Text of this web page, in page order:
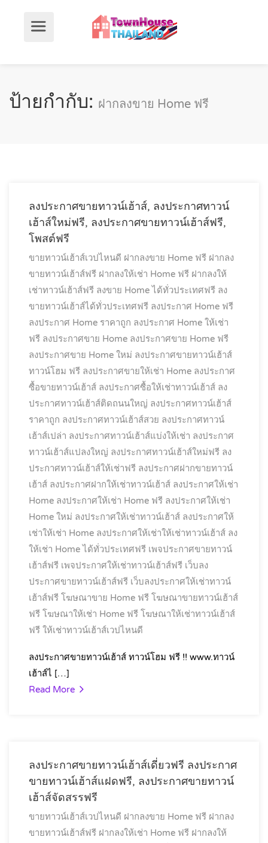
ป้ายกำกับ: ฝากลงขาย Home ฟรี
ลงประกาศขายทาวน์เฮ้าส์, ลงประกาศทาวน์
เฮ้าส์ใหม่ฟรี, ลงประกาศขายทาวน์เฮ้าส์ฟรี,
โพสต์ฟรี
ขายทาวน์เฮ้าส์เวปไหนดี ฝากลงขาย Home ฟรี ฝากลง
ขายทาวน์เฮ้าส์ฟรี ฝากลงให้เช่า Home ฟรี ฝากลงให้
เช่าทาวน์เฮ้าส์ฟรี ลงขาย Home ได้ทั่วประเทศฟรี ลง
ขายทาวน์เฮ้าส์ได้ทั่วประเทศฟรี ลงประกาศ Home ฟรี
ลงประกาศ Home ราคาถูก ลงประกาศ Home ให้เช่า
ฟรี ลงประกาศขาย Home ลงประกาศขาย Home ฟรี
ลงประกาศขาย Home ใหม่ ลงประกาศขายทาวน์เฮ้าส์
ทาวน์โฮม ฟรี ลงประกาศขายให้เช่า Home ลงประกาศ
ซื้อขายทาวน์เฮ้าส์ ลงประกาศซื้อให้เช่าทาวน์เฮ้าส์ ลง
ประกาศทาวน์เฮ้าส์ติดถนนใหญ่ ลงประกาศทาวน์เฮ้าส์
ราคาถูก ลงประกาศทาวน์เฮ้าส์สวย ลงประกาศทาวน์
เฮ้าส์เปล่า ลงประกาศทาวน์เฮ้าส์แบ่งให้เช่า ลงประกาศ
ทาวน์เฮ้าส์แปลงใหญ่ ลงประกาศทาวน์เฮ้าส์ใหม่ฟรี ลง
ประกาศทาวน์เฮ้าส์ให้เช่าฟรี ลงประกาศฝากขายทาวน์
เฮ้าส์ ลงประกาศฝากให้เช่าทาวน์เฮ้าส์ ลงประกาศให้เช่า
Home ลงประกาศให้เช่า Home ฟรี ลงประกาศให้เช่า
Home ใหม่ ลงประกาศให้เช่าทาวน์เฮ้าส์ ลงประกาศให้
เช่าให้เช่า Home ลงประกาศให้เช่าให้เช่าทาวน์เฮ้าส์ ลง
ให้เช่า Home ได้ทั่วประเทศฟรี เพจประกาศขายทาวน์
เฮ้าส์ฟรี เพจประกาศให้เช่าทาวน์เฮ้าส์ฟรี เว็บลง
ประกาศขายทาวน์เฮ้าส์ฟรี เว็บลงประกาศให้เช่าทาวน์
เฮ้าส์ฟรี โฆษณาขาย Home ฟรี โฆษณาขายทาวน์เฮ้าส์
ฟรี โฆษณาให้เช่า Home ฟรี โฆษณาให้เช่าทาวน์เฮ้าส์
ฟรี ให้เช่าทาวน์เฮ้าส์เวปไหนดี
ลงประกาศขายทาวน์เฮ้าส์ ทาวน์โฮม ฟรี !! www.ทาวน์
เฮ้าส์ไ […]
Read More
ลงประกาศขายทาวน์เฮ้าส์เดี่ยวฟรี ลงประกาศ
ขายทาวน์เฮ้าส์แฝดฟรี, ลงประกาศขายทาวน์
เฮ้าส์จัดสรรฟรี
ขายทาวน์เฮ้าส์เวปไหนดี ฝากลงขาย Home ฟรี ฝากลง
ขายทาวน์เฮ้าส์ฟรี ฝากลงให้เช่า Home ฟรี ฝากลงให้